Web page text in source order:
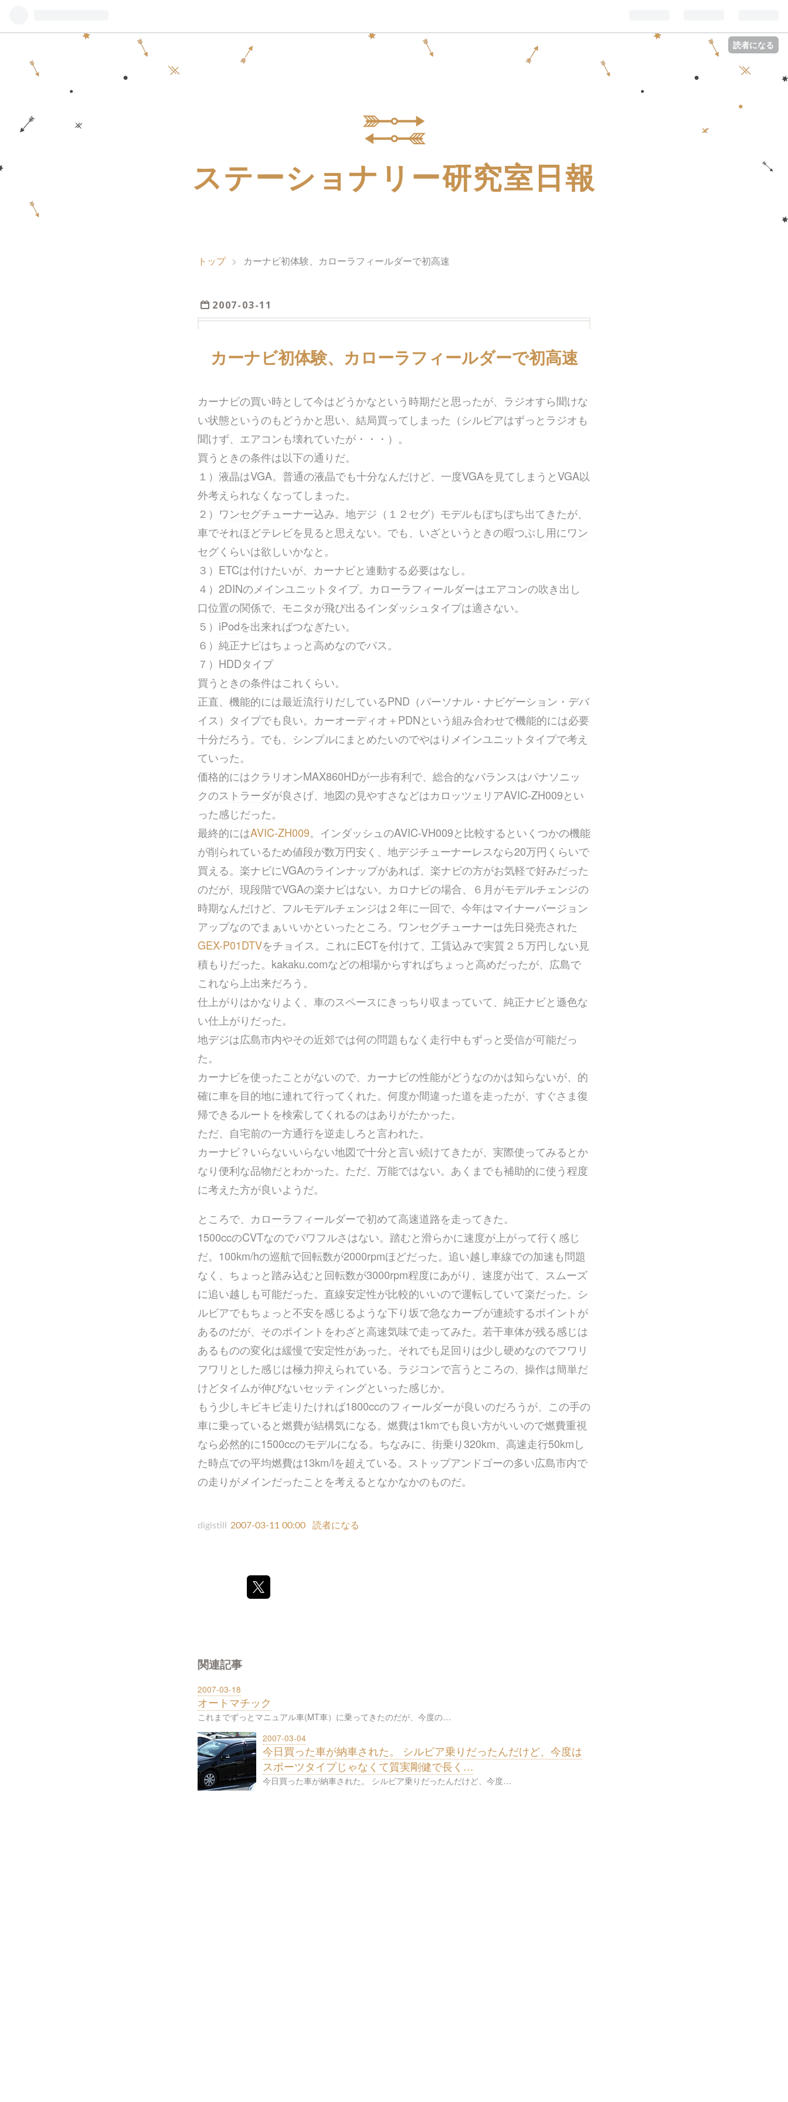
読者になる
ステーショナリー研究室日報
トップ > カーナビ初体験、カローラフィールダーで初高速
2007-03-11
カーナビ初体験、カローラフィールダーで初高速
カーナビの買い時として今はどうかなという時期だと思ったが、ラジオすら聞けな
い状態というのもどうかと思い、結局買ってしまった（シルビアはずっとラジオも
聞けず、エアコンも壊れていたが・・・）。
買うときの条件は以下の通りだ。
１）液晶はVGA。普通の液晶でも十分なんだけど、一度VGAを見てしまうとVGA以
外考えられなくなってしまった。
２） ワンセグチューナー込み。地デジ（１２セグ）モデルもぼちぼち出てきたが、
車でそれほどテレビを見ると思えない。でも、いざというときの暇つぶし用にワン
セグくらいは欲しいかなと。
３）ETCは付けたいが、カーナビと連動する必要はなし。
４）2DINのメインユニットタイプ。 カローラフィールダーはエアコンの吹き出し
口位置の関係で、モニタが飛び出るインダッシュタイプは適さない。
５） iPodを出来ればつなぎたい。
６）純正ナビはちょっと高めなのでパス。
７）HDDタイプ
買うときの条件はこれくらい。
正直、機能的には最近流行りだしているPND （パーソナル・ナビゲーション・デバ
イス）タイプでも良い。カーオーディオ＋PDNという組み合わせで機能的には必要
十分だろう。でも、シンプルにまとめたいのでやはりメインユニットタイプで考え
ていった。
価格的にはクラリオンMAX860HDが一歩有利で、総合的なバランスはパナソニッ
クのストラーダが良さげ、地図の見やすさなどはカロッツェリアAVIC-ZH009とい
った感じだった。
最終的にはAVIC-ZH009。インダッシュのAVIC-VH009と比較するといくつかの機能
が削られているため値段が数万円安く、地デジチューナーレスなら20万円くらいで
買える。 楽ナビにVGAのラインナップがあれば、 楽ナビの方がお気軽で好みだった
のだが、現段階でVGAの楽ナビはない。カロナビの場合、６月がモデルチェンジの
時期なんだけど、フルモデルチェンジは２年に一回で、今年はマイナーバージョン
アップなのでまぁいいかといったところ。 ワンセグチューナーは先日発売された
GEX-P01DTVをチョイス。これにECTを付けて、工賃込みで実質２５万円しない見
積もりだった。 kakaku.comなどの相場からすればちょっと高めだったが、広島で
これなら上出来だろう。
仕上がりはかなりよく、車のスペースにきっちり収まっていて、純正ナビと遜色な
い仕上がりだった。
地デジは広島市内やその近郊では何の問題もなく走行中もずっと受信が可能だっ
た。
カーナビを使ったことがないので、カーナビの性能がどうなのかは知らないが、的
確に車を目的地に連れて行ってくれた。何度か間違った道を走ったが、すぐさま復
帰できるルートを検索してくれるのはありがたかった。
ただ、自宅前の一方通行を逆走しろと言われた。
カーナビ？いらないいらない地図で十分と言い続けてきたが、実際使ってみるとか
なり便利な品物だとわかった。ただ、万能ではない。あくまでも補助的に使う程度
に考えた方が良いようだ。
ところで、 カローラフィールダーで初めて高速道路を走ってきた。
1500ccのCVTなのでパワフルさはない。踏むと滑らかに速度が上がって行く感じ
だ。100km/hの巡航で回転数が2000rpmほどだった。追い越し車線での加速も問題
なく、ちょっと踏み込むと回転数が3000rpm程度にあがり、速度が出て、スムーズ
に追い越しも可能だった。直線安定性が比較的いいので運転していて楽だった。シ
ルビアでもちょっと不安を感じるような下り坂で急なカーブが連続するポイントが
あるのだが、そのポイントをわざと高速気味で走ってみた。若干車体が残る感じは
あるものの変化は緩慢で安定性があった。それでも足回りは少し硬めなのでフワリ
フワリとした感じは極力抑えられている。ラジコンで言うところの、操作は簡単だ
けどタイムが伸びないセッティングといった感じか。
もう少しキビキビ走りたければ1800ccのフィールダーが良いのだろうが、この手の
車に乗っていると燃費が結構気になる。燃費は1kmでも良い方がいいので燃費重視
なら必然的に1500ccのモデルになる。ちなみに、街乗り320km、高速走行50kmし
た時点での平均燃費は13km/lを超えている。ストップアンドゴーの多い広島市内で
の走りがメインだったことを考えるとなかなかのものだ。
digistill 2007-03-11 00:00 読者になる
関連記事
2007-03-18
オートマチック
これまでずっとマニュアル車(MT車）に乗ってきたのだが、今度の…
2007-03-04
今日買った車が納車された。 シルビア乗りだったんだけど、今度は
スポーツタイプじゃなくて質実剛健で長く…
今日買った車が納車された。 シルビア乗りだったんだけど、今度…